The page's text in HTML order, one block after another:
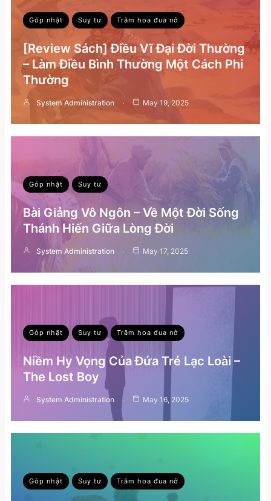
Góp nhặt Suy tư Trăm hoa đua nở
[Review Sách] Điều Vĩ Đại Đời Thường
– Làm Điều Bình Thường Một Cách Phi
Thường
System Administration May 19, 2025
Góp nhặt Suy tư
Bài Giảng Vô Ngôn – Về Một Đời Sống
Thánh Hiến Giữa Lòng Đời
System Administration May 17, 2025
Góp nhặt Suy tư Trăm hoa đua nở
Niềm Hy Vọng Của Đứa Trẻ Lạc Loài –
The Lost Boy
System Administration May 16, 2025
Góp nhặt Suy tư Trăm hoa đua nở